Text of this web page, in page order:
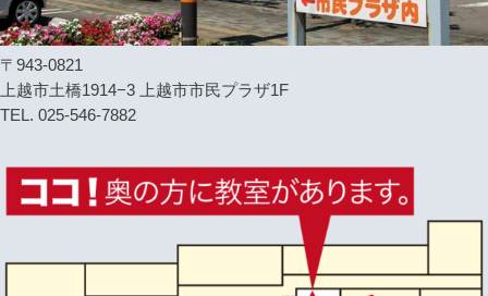
〒943-0821
上越市土橋1914−3 上越市市民プラザ1F
TEL. 025-546-7882